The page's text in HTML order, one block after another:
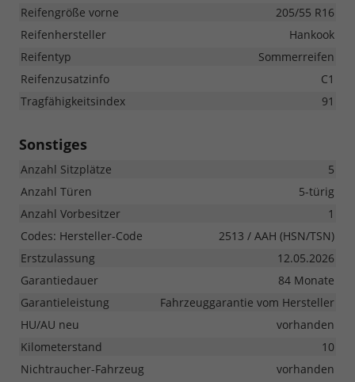
Reifengröße vorne
205/55 R16
Reifenhersteller
Hankook
Reifentyp
Sommerreifen
Reifenzusatzinfo
C1
Tragfähigkeitsindex
91
Sonstiges
Anzahl Sitzplätze
5
Anzahl Türen
5-türig
Anzahl Vorbesitzer
1
Codes: Hersteller-Code
2513 / AAH (HSN/TSN)
Erstzulassung
12.05.2026
Garantiedauer
84 Monate
Garantieleistung
Fahrzeuggarantie vom Hersteller
HU/AU neu
vorhanden
Kilometerstand
10
Nichtraucher-Fahrzeug
vorhanden